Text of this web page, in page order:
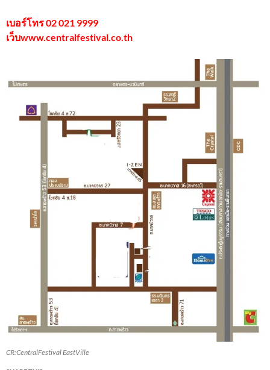
เบอร์โทร 02 021 9999
เว็บwww.centralfestival.co.th
CR:CentralFestival EastVille